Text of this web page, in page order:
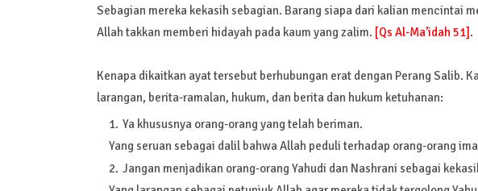
Sebagian mereka kekasih sebagian. Barang siapa dari kalian mencintai
Allah takkan memberi hidayah pada kaum yang zalim. [Qs Al-Ma’idah 51].
Kenapa dikaitkan ayat tersebut berhubungan erat dengan Perang Salib.
larangan, berita-ramalan, hukum, dan berita dan hukum ketuhanan:
Ya khususnya orang-orang yang telah beriman.
Yang seruan sebagai dalil bahwa Allah peduli terhadap orang-orang
Jangan menjadikan orang-orang Yahudi dan Nashrani sebagai